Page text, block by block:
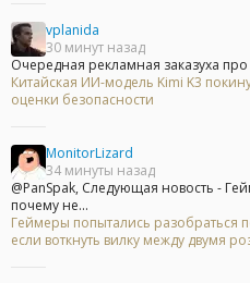
vplanida
30 минут назад
Очередная рекламная заказуха
Китайская ИИ-модель Kimi K3
оценки безопасности
MonitorLizard
34 минуты назад
@PanSpak, Следующая новость -
почему не...
Геймеры попытались разобраться
если воткнуть вилку между двумя